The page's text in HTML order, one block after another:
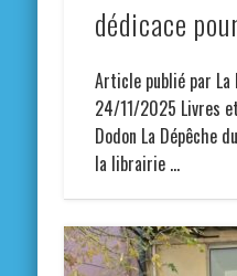
dédicace
Article publié par La
24/11/2025 Livres
Dodon La Dépêche
la librairie …